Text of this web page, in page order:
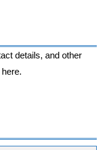
details, and other